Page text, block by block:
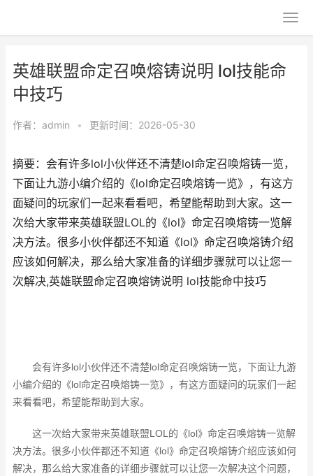
英雄联盟命定召唤熔铸说明 lol技能命
中技巧
作者： admin • 更新时间：2026-05-30
摘要：会有许多lol小伙伴还不清楚lol命定召唤熔铸一览，
下面让九游小编介绍的《lol命定召唤熔铸一览》，有这方
面疑问的玩家们一起来看看吧，希望能帮助到大家。这一
次给大家带来英雄联盟LOL的《lol》命定召唤熔铸一览解
决方法。很多小伙伴都还不知道《lol》命定召唤熔铸介绍
应该如何解决，那么给大家准备的详细步骤就可以让您一
次解决,英雄联盟命定召唤熔铸说明 lol技能命中技巧
会有许多lol小伙伴还不清楚lol命定召唤熔铸一览，下面让九游
小编介绍的《lol命定召唤熔铸一览》，有这方面疑问的玩家们一起
来看看吧，希望能帮助到大家。
这一次给大家带来英雄联盟LOL的《lol》命定召唤熔铸一览解
决方法。很多小伙伴都还不知道《lol》命定召唤熔铸介绍应该如何
解决，那么给大家准备的详细步骤就可以让您一次解决这个问题，